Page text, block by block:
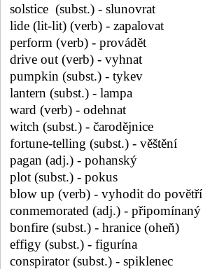
solstice (subst.) - slunovrat
lide (lit-lit) (verb) - zapalovat
perform (verb) - provádět
drive out (verb) - vyhnat
pumpkin (subst.) - tykev
lantern (subst.) - lampa
ward (verb) - odehnat
witch (subst.) - čarodějnice
fortune-telling (subst.) - věštění
pagan (adj.) - pohanský
plot (subst.) - pokus
blow up (verb) - vyhodit do povětří
conmemorated (adj.) - připomínaný
bonfire (subst.) - hranice (oheň)
effigy (subst.) - figurína
conspirator (subst.) - spiklenec